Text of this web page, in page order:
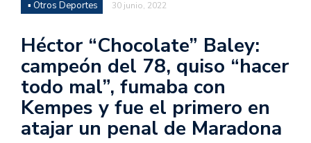
▪ Otros Deportes 30 junio, 2022
Héctor “Chocolate” Baley:
campeón del 78, quiso “hacer
todo mal”, fumaba con
Kempes y fue el primero en
atajar un penal de Maradona